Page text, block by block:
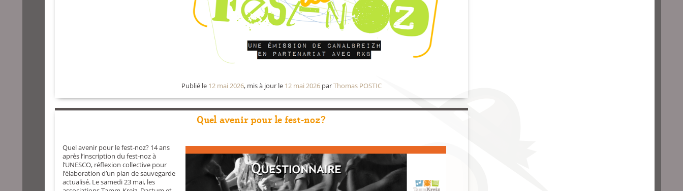
Publié le 12 mai 2026, mis à jour le 12 mai 2026 parThomas POSTIC
Quel avenir pour le fest-noz?
Quel avenir pour le fest-noz? 14 ans
après l’inscription du fest-noz à
l’UNESCO, réflexion collective pour
l’élaboration d’un plan de sauvegarde
actualisé. Le samedi 23 mai, les